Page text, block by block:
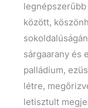
között,
sárgaarany és
palládium,
létre,
letisztult